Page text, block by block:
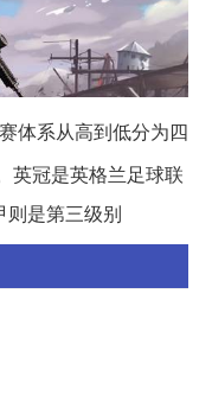
体系从高到低分为四
英冠是英格兰足球联
则是第三级别